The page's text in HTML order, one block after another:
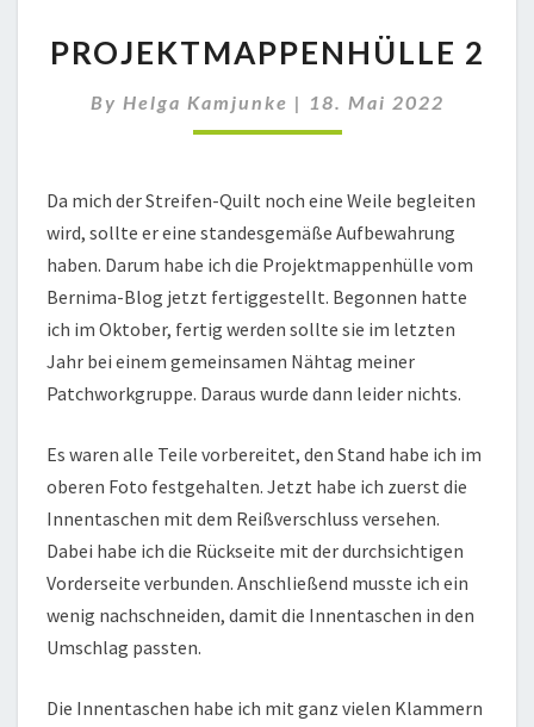
2
PROJEKTMAPPENHÜLLE 2
By Helga Kamjunke | 18. Mai 2022
Da mich der Streifen-Quilt noch eine Weile begleiten
wird, sollte er eine standesgemäße Aufbewahrung
haben. Darum habe ich die Projektmappenhülle vom
Bernima-Blog jetzt fertiggestellt. Begonnen hatte
ich im Oktober, fertig werden sollte sie im letzten
Jahr bei einem gemeinsamen Nähtag meiner
Patchworkgruppe. Daraus wurde dann leider nichts.
Es waren alle Teile vorbereitet, den Stand habe ich im
oberen Foto festgehalten. Jetzt habe ich zuerst die
Innentaschen mit dem Reißverschluss versehen.
Dabei habe ich die Rückseite mit der durchsichtigen
Vorderseite verbunden. Anschließend musste ich ein
wenig nachschneiden, damit die Innentaschen in den
Umschlag passten.
Die Innentaschen habe ich mit ganz vielen Klammern